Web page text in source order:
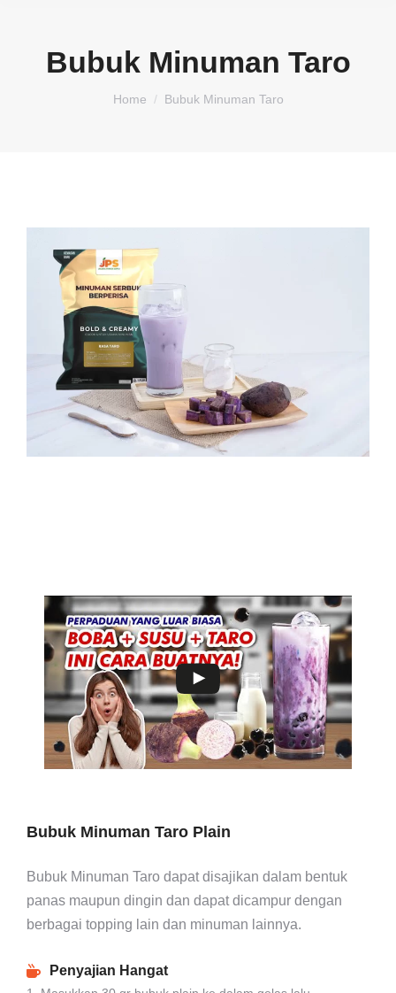
Bubuk Minuman Taro
You are here:
Home Bubuk Minuman Taro
Bubuk Minuman Taro Plain
Bubuk Minuman Taro dapat disajikan dalam bentuk
panas maupun dingin dan dapat dicampur dengan
berbagai topping lain dan minuman lainnya.
Penyajian Hangat